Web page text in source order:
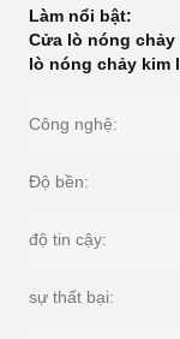
Làm nổi bật:
Cửa lò nóng
lò nóng chảy kim
Công nghệ:
Độ bền:
độ tin cậy:
sự thất bại: